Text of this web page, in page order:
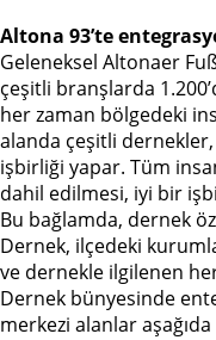
Altona 93’te
Geleneksel Altonaer
çeşitli branşlarda
her zaman bölgedeki
alanda çeşitli
işbirliği yapar. Tüm
dahil edilmesi, iyi bir
Bu bağlamda, dernek
Dernek, ilçedeki
ve dernekle ilgilenen
Dernek bünyesinde
merkezi alanlar